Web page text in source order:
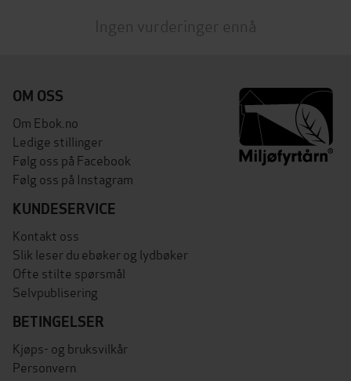
Ingen vurderinger ennå
OM OSS
Om Ebok.no
Ledige stillinger
Følg oss på Facebook
Følg oss på Instagram
KUNDESERVICE
Kontakt oss
Slik leser du ebøker og lydbøker
Ofte stilte spørsmål
Selvpublisering
BETINGELSER
Kjøps- og bruksvilkår
Personvern